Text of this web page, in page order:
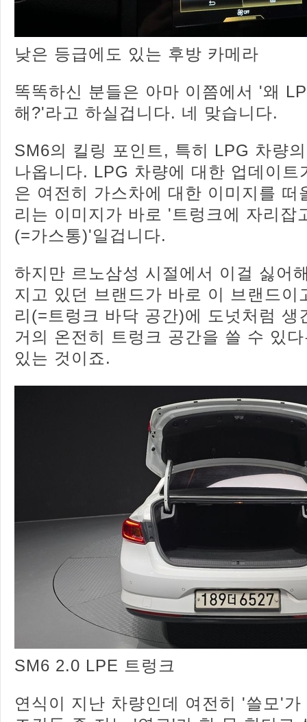
낮은 등급에도 있는 후방 카메라
똑똑하신 분들은 아마 이쯤에서 '왜
해?'라고 하실겁니다. 네 맞습니다.
SM6의 킬링 포인트, 특히 LPG 차량
나옵니다. LPG 차량에 대한 업데이트
은 여전히 가스차에 대한 이미지를 떠
리는 이미지가 바로 '트렁크에 자리잡
(=가스통)'일겁니다.
하지만 르노삼성 시절에서 이걸 싫어
지고 있던 브랜드가 바로 이 브랜드이
리(=트렁크 바닥 공간)에 도넛처럼 생
거의 온전히 트렁크 공간을 쓸 수 있
있는 것이죠.
SM6 2.0 LPE 트렁크
연식이 지난 차량인데 여전히 '쓸모'